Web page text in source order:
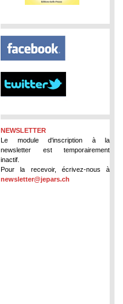
NEWSLETTER
Le module d'inscription à la
newsletter est temporairement
inactif.
Pour la recevoir, écrivez-nous à
newsletter@jepars.ch